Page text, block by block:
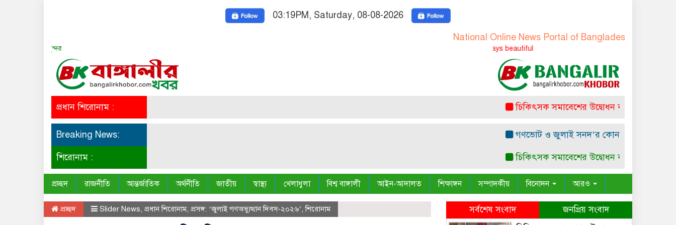
03:19PM, Saturday, 08-08-2026
National Online News Portal of Bangladesh-বাংলাদেশের
Truth is always beautiful
প্রধান শিরোনাম : চিকিৎসক সমাবেশের উদ্বোধন করলেন প্রধানমন্ত্রী
Breaking News: গণভোট ও জুলাই সনদ’র কোন সাংবিধানিক ও
শিরোনাম : চিকিৎসক সমাবেশের উদ্বোধন করলেন প্রধানমন্ত্রী
প্রচ্ছদ রাজনীতি আন্তর্জাতিক অর্থনীতি জাতীয় স্বাস্থ্য খেলাধুলা বিশ্ব বাঙ্গালী আইন-আদালত শিক্ষাঙ্গন সম্পাদকীয় বিনোদন আরও
প্রচ্ছদ Slider News, প্রধান শিরোনাম, প্রসঙ্গ: ‘জুলাই গণঅভ্যুত্থান দিবস-২০২৬’,শিরোনাম সর্বশেষ সংবাদ জনপ্রিয় সংবাদ